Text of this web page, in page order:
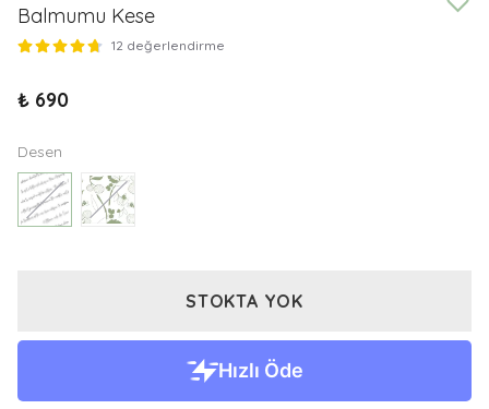
Balmumu Kese
12 değerlendirme
₺ 690
Desen
STOKTA YOK